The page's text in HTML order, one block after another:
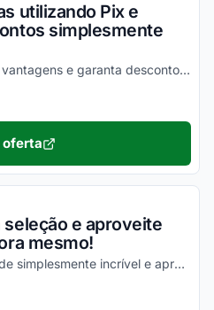
utilizando Pix e
simplesmente
Aproveite com as melhores vantagens e garanta descontos incríveis nas suas compras!
oferta
e aproveite
mesmo!
Não perca essa oportunidade simplesmente incrível e aproveite com os melhores descontos!